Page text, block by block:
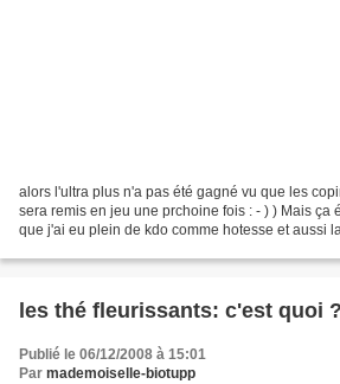
alors l'ultra plus n'a pas été gagné vu que les
sera remis en jeu une prchoine fois : - ) ) Mais ça
que j'ai eu plein de kdo comme hotesse et aussi
les thé fleurissants: c'est quoi ?
Publié le 06/12/2008 à 15:01
Par mademoiselle-biotupp